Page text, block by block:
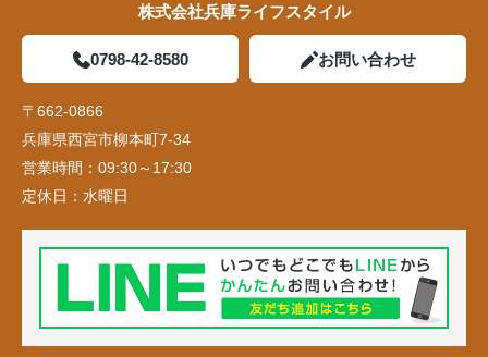
株式会社兵庫ライフスタイル
0798-42-8580 お問い合わせ
〒662-0866
兵庫県西宮市柳本町7-34
営業時間： 09:30～17:30
定休日： 水曜日